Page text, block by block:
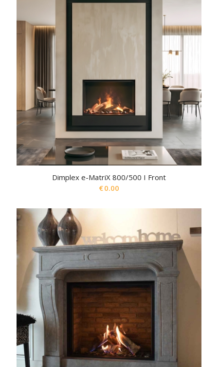
Dimplex e-MatriX 800/500 I Front
€0.00